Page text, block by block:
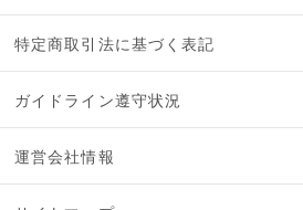
特定商取引法に基づく表記
ガイドライン遵守状況
運営会社情報